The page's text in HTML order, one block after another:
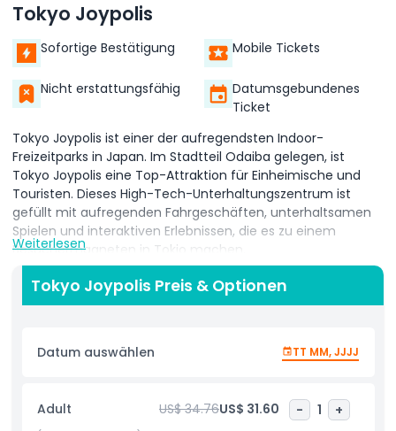
Tokyo Joypolis
Sofortige Bestätigung Mobile Tickets
Nicht erstattungsfähig
Datumsgebundenes
Ticket
Tokyo Joypolis ist einer der aufregendsten Indoor-
Freizeitparks in Japan. Im Stadtteil Odaiba gelegen, ist
Tokyo Joypolis eine Top-Attraktion für Einheimische und
Touristen. Dieses High-Tech-Unterhaltungszentrum ist
gefüllt mit aufregenden Fahrgeschäften, unterhaltsamen
Spielen und interaktiven Erlebnissen, die es zu einem
Besuchermagneten in Tokio machen.
Im Tokyo Joypolis können Besucher eine Mischung aus
Virtual Reality, 3D-Attraktionen und klassischen Arcade-
oder digitalen Abenteuern sind. Tokyo Joypolis ist ideal für
drinnen verbringen möchten, besonders bei Regen oder
Hitze.
Weiterlesen
Tokyo Joypolis Preis & Optionen
Datum auswählen TT MM, JJJJ
Adult US$ 34.76US$ 31.60 - 1 +